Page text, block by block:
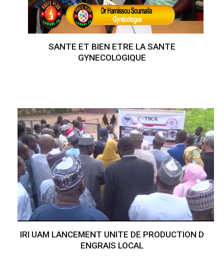
SANTE ET BIEN ETRE LA SANTE
GYNECOLOGIQUE
IRI UAM LANCEMENT UNITE DE PRODUCTION D
ENGRAIS LOCAL